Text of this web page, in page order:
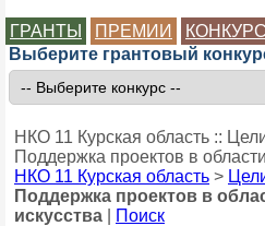
ГРАНТЫ ПРЕМИИ
Выберите грантовый
НКО 11 Курская область ::
Поддержка проектов в
НКО 11 Курская область >
Поддержка проектов в
искусства
Поиск